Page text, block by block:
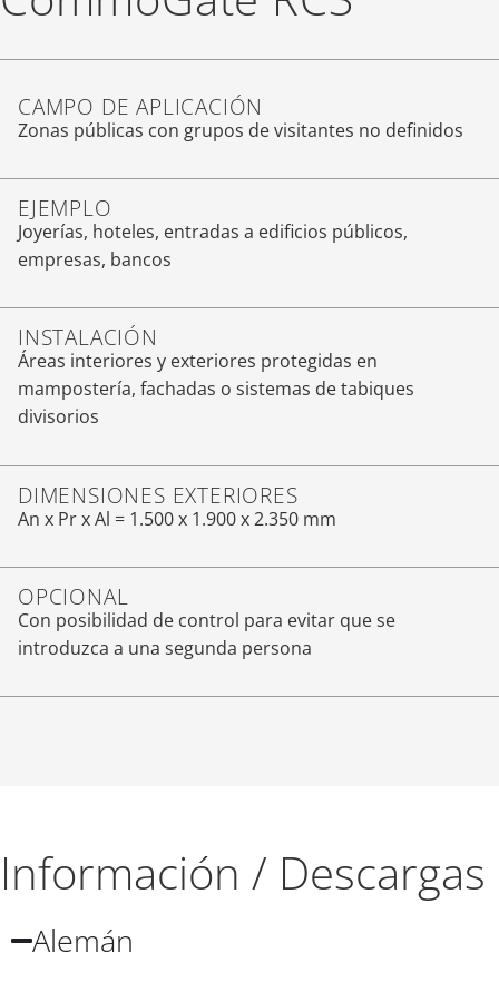
CAMPO DE APLICACIÓN
Zonas públicas con grupos de visitantes no definidos
EJEMPLO
Joyerías, hoteles, entradas a edificios públicos,
empresas, bancos
INSTALACIÓN
Áreas interiores y exteriores protegidas en
mampostería, fachadas o sistemas de tabiques
divisorios
DIMENSIONES EXTERIORES
An x Pr x Al = 1.500 x 1.900 x 2.350 mm
OPCIONAL
Con posibilidad de control para evitar que se
introduzca a una segunda persona
Información / Descargas
Alemán